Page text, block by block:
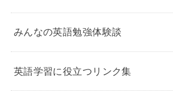
みんなの英語勉強体験談
英語学習に役立つリンク集